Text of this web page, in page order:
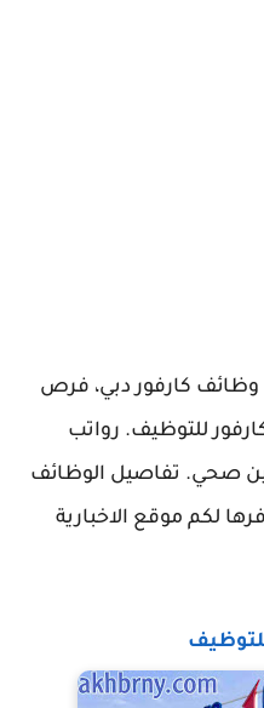
كارفور الإمارات 2025، وظائف كارفور دبي، فرص
للتوظيف. رواتب
مع تأمين صحي. تفاصيل الوظائف
لكم موقع الاخبارية
للتوظيف